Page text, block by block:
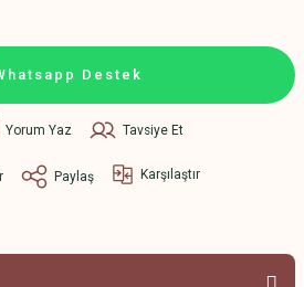
Destek
Yorum Yaz Tavsiye Et
Paylaş Karşılaştır